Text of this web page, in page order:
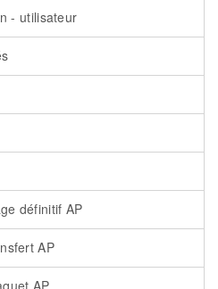
- utilisateur
définitif AP
AP
AP